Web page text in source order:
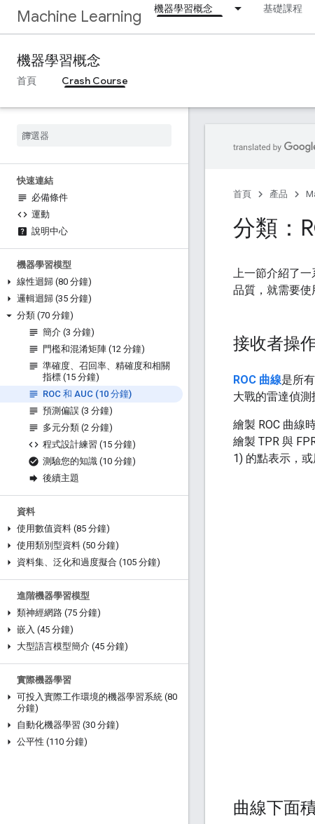
Machine Learning 機器學習概念 基礎課程
機器學習概念
首頁 Crash Course
快速連結
必備條件
運動
說明中心
機器學習模型
線性迴歸 (80 分鐘)
邏輯迴歸 (35 分鐘)
分類 (70 分鐘)
簡介 (3 分鐘)
門檻和混淆矩陣 (12 分鐘)
準確度、召回率、精確度和相關
指標 (15 分鐘)
ROC 和 AUC (10 分鐘)
預測偏誤 (3 分鐘)
多元分類 (2 分鐘)
程式設計練習 (15 分鐘)
測驗您的知識 (10 分鐘)
後續主題
資料
使用數值資料 (85 分鐘)
使用類別型資料 (50 分鐘)
資料集、泛化和過度擬合 (105 分鐘)
進階機器學習模型
類神經網路 (75 分鐘)
嵌入 (45 分鐘)
大型語言模型簡介 (45 分鐘)
實際機器學習
可投入實際工作環境的機器學習系統 (80
分鐘)
自動化機器學習 (30 分鐘)
公平性 (110 分鐘)
首頁 產品
分類：
上一節介紹了
品質，就需要使
接收者操
ROC 曲線是所
大戰的雷達偵測
繪製 ROC 曲線
繪製 TPR 與
1) 的點表示，
曲線下面